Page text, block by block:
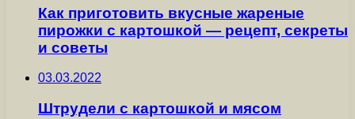
Как приготовить вкусные жареные
пирожки с картошкой — рецепт, секреты
и советы
03.03.2022
Штрудели с картошкой и мясом